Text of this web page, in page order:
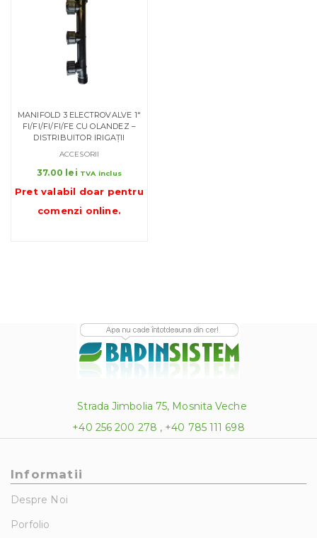
MANIFOLD 3 ELECTROVALVE 1″
FI/FI/FI/FI/FE CU OLANDEZ –
DISTRIBUITOR IRIGAȚII
ACCESORII
37.00 lei TVA inclus
Pret valabil doar pentru
comenzi online.
Strada Jimbolia 75, Mosnita Veche
+40 256 200 278 , +40 785 111 698
Informatii
Despre Noi
Porfolio